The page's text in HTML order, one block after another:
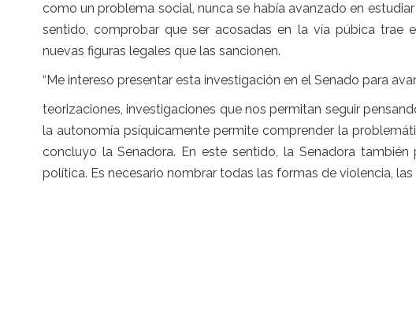
como un problema social, nunca se había avanzado en
sentido, comprobar que ser acosadas en la vía púbica trae
nuevas figuras legales que las sancionen.
“Me intereso presentar esta investigación en el Senado para
teorizaciones, investigaciones que nos permitan seguir
la autonomía psíquicamente permite comprender la
concluyo la Senadora. En este sentido, la Senadora
política. Es necesario nombrar todas las formas de violencia,